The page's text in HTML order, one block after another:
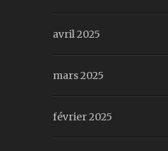
avril 2025
mars 2025
février 2025